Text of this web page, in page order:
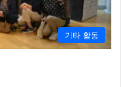
기타 활동